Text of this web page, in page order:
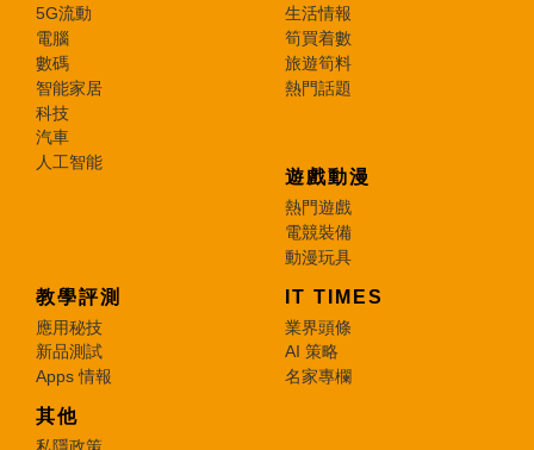
5G流動
電腦
數碼
智能家居
科技
汽車
人工智能
生活情報
筍買着數
旅遊筍料
熱門話題
遊戲動漫
熱門遊戲
電競裝備
動漫玩具
教學評測
應用秘技
新品測試
Apps 情報
IT TIMES
業界頭條
AI 策略
名家專欄
其他